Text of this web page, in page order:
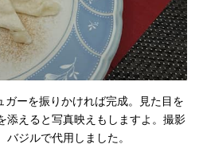
ガーを振りかければ完成。見た目を
添えると写真映えもしますよ。撮影
ジルで代用しました。